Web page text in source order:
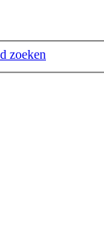
zoeken